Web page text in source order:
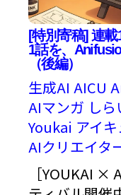
[特別寄稿] 連
1話を、
（後編）
生成AI AICU
AIマンガ し
Youkai アイ
AIクリエイタ
［YOUKAI